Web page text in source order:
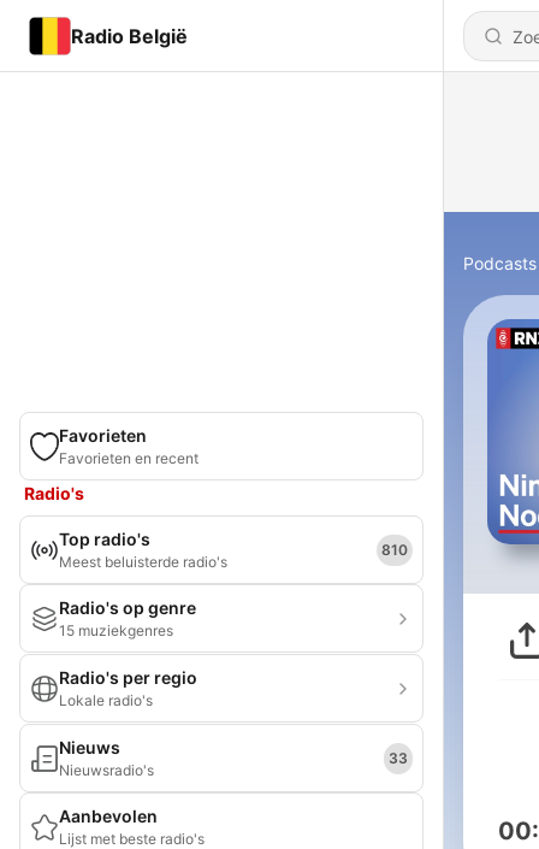
Radio België
Favorieten
Favorieten en recent
Radio's
Top radio's
Meest beluisterde radio's
810
Radio's op genre
15 muziekgenres
Radio's per regio
Lokale radio's
Nieuws
Nieuwsradio's
33
Aanbevolen
Lijst met beste radio's
Podcasts